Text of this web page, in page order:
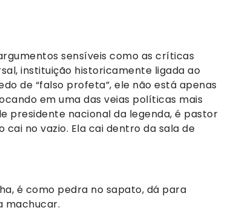
sensíveis como as críticas
instituição historicamente ligada ao
de “falso profeta”, ele não está apenas
em uma das veias políticas mais
presidente nacional da legenda, é pastor
no vazio. Ela cai dentro da sala de
é como pedra no sapato, dá para
machucar.